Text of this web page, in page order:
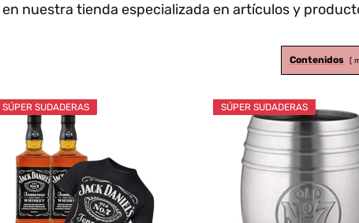
en nuestra tienda especializada en artículos y
Contenidos
SÚPER SUDADERAS SÚPER SUDADERAS